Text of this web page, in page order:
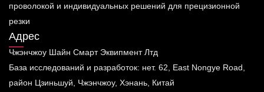
проволокой и индивидуальных решений для прецизионной
резки
Адрес
Чжэнчжоу Шайн Смарт Эквипмент Лтд
База исследований и разработок: нет. 62, East Nongye Road,
район Цзиньшуй, Чжэнчжоу, Хэнань, Китай